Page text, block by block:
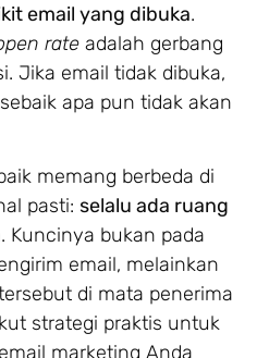
email yang dibuka.
rate adalah gerbang
Jika email tidak dibuka,
apa pun tidak akan
memang berbeda di
pasti: selalu ada ruang
. Kuncinya bukan pada
email, melainkan
di mata penerima
strategi praktis untuk
marketing Anda